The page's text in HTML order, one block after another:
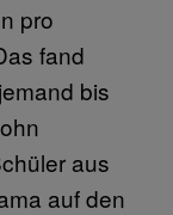
pro
fand
bis
aus
auf den